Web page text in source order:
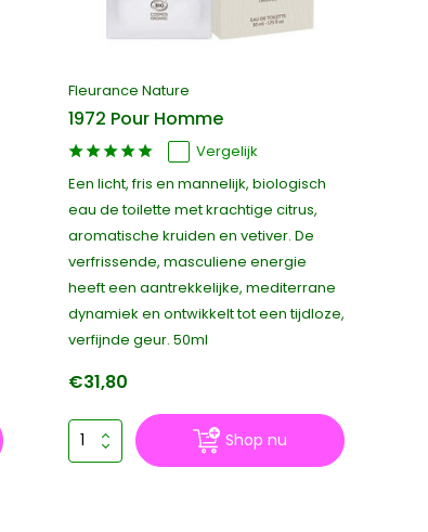
Fleurance Nature
1972 Pour Homme
Vergelijk
Een licht, fris en mannelijk, biologisch
eau de toilette met krachtige citrus,
aromatische kruiden en vetiver. De
verfrissende, masculiene energie
heeft een aantrekkelijke, mediterrane
dynamiek en ontwikkelt tot een tijdloze,
verfijnde geur. 50ml
€31,80
Shop nu